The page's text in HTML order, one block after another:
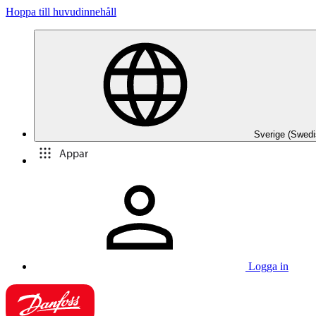
Hoppa till huvudinnehåll
Sverige
Appar
Logga in